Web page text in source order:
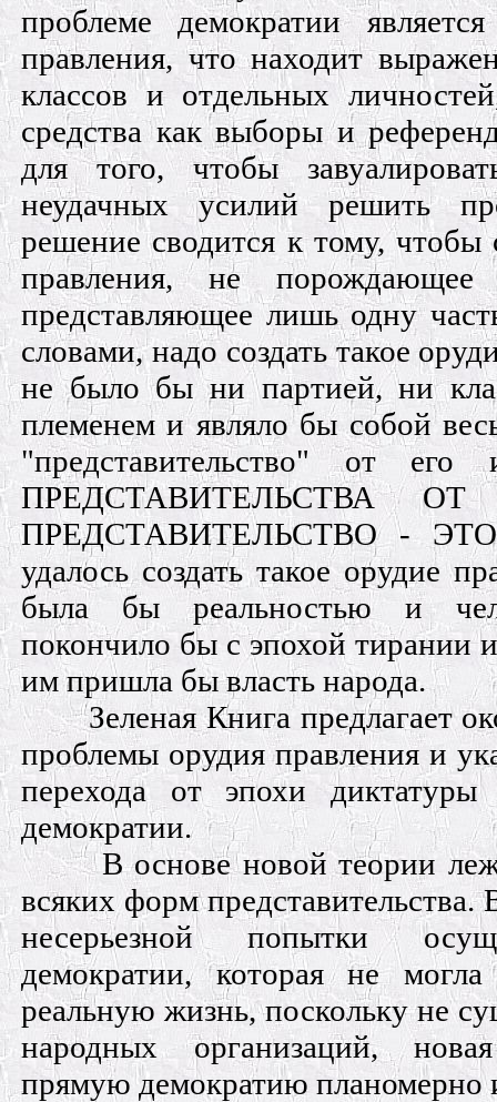
проблеме демократии
правления, что находит
классов и отдельных
средства как выборы и
для того, чтобы
неудачных усилий решить
решение сводится к тому, чтобы
правления, не
представляющее лишь одну
словами, надо создать такое
не было бы ни партией, ни
племенем и являло бы собой
"представительство" от
ПРЕДСТАВИТЕЛЬСТВА
ПРЕДСТАВИТЕЛЬСТВО -
удалось создать такое орудие
была бы реальностью и
покончило бы с эпохой тирании
им пришла бы власть народа.
Зеленая Книга предлагает
проблемы орудия правления и
перехода от эпохи
демократии.
В основе новой теории
всяких форм представительства.
несерьезной попытки
демократии, которая не
реальную жизнь, поскольку не
народных организаций,
прямую демократию планомерно